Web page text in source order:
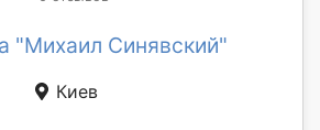
"Михаил Синявский"
Киев